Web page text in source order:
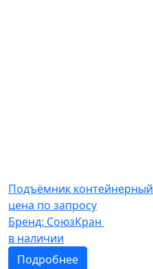
Подъёмник контейнерный
цена по запросу
Бренд: СоюзКран
в наличии
Подробнее